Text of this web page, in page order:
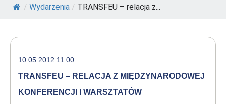
/ Wydarzenia / TRANSFEU – relacja z...
10.05.2012 11:00
TRANSFEU – RELACJA Z MIĘDZYNARODOWEJ
KONFERENCJI I WARSZTATÓW